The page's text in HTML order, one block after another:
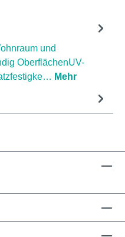
und
OberflächenUV-
Mehr